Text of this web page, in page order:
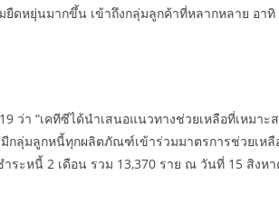
ดหยุ่นมากขึ้น เข้าถึงกลุ่มลูกค้าที่หลากหลาย อา
ว่า “เคทีซีได้นำเสนอแนวทางช่วยเหลือที่เหม
กลุ่มลูกหนี้ทุกผลิตภัณฑ์เข้าร่วมมาตรการช่วยเ
ะหนี้ 2 เดือน รวม 13,370 ราย ณ วันที่ 15 สิงหา